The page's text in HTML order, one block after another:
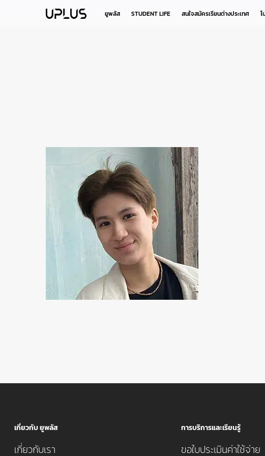
ยูพลัส STUDENT LIFE สนใจสมัครเรียนต่างประเทศ โ
เกี่ยวกับ ยูพลัส
เกี่ยวกับเรา
การบริการและเรียนรู้
ขอใบประเมินค่าใช้จ่าย